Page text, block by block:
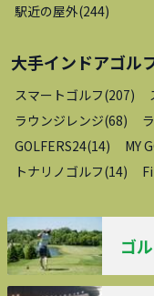
駅近の屋外(244)
大手インドアゴル
スマートゴルフ(207)
ラウンジレンジ(68)
GOLFERS24(14) MY
トナリノゴルフ(14)
ゴ